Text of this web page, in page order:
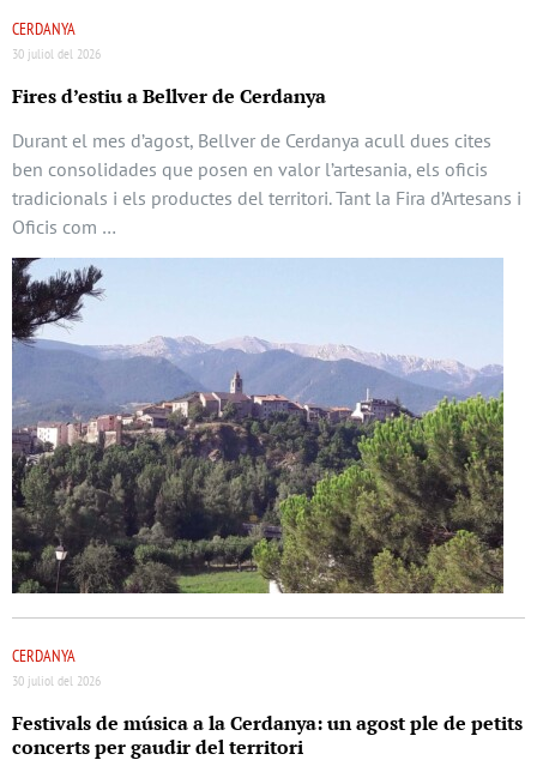
CERDANYA
30 juliol del 2026
Fires d’estiu a Bellver de Cerdanya
Durant el mes d’agost, Bellver de Cerdanya acull dues cites
ben consolidades que posen en valor l’artesania, els oficis
tradicionals i els productes del territori. Tant la Fira d’Artesans i
Oficis com …
CERDANYA
30 juliol del 2026
Festivals de música a la Cerdanya: un agost ple de petits
concerts per gaudir del territori